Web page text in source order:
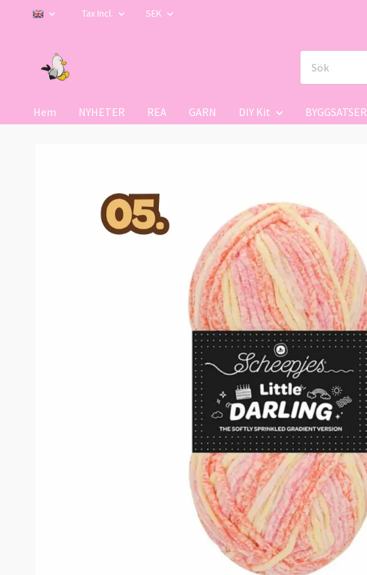
Tax Incl. SEK
Hem NYHETER REA GARN DIY Kit BYGGSATSER